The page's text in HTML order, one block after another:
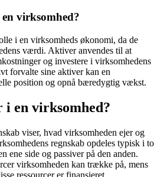
virksomhed?
i en virksomheds økonomi, da de
værdi. Aktiver anvendes til at
og investere i virksomhedens
forvalte sine aktiver kan en
position og opnå bæredygtig vækst.
en virksomhed?
viser, hvad virksomheden ejer og
regnskab opdeles typisk i to
ene side og passiver på den anden.
virksomheden kan trække på, mens
ressourcer er finansieret.